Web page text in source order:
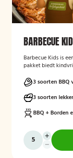
BARBECUE
Barbecue Kids is
pakket biedt
BBQ-ervaring
3 soorten BBQ
3 soorten
BBQ + Borden